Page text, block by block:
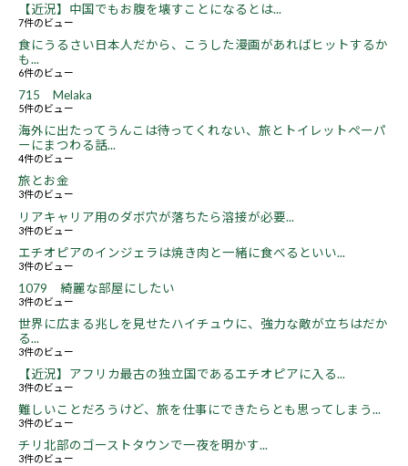
【近況】中国でもお腹を壊すことになるとは...
7件のビュー
食にうるさい日本人だから、こうした漫画があればヒットするか
も...
6件のビュー
715 Melaka
5件のビュー
海外に出たってうんこは待ってくれない、旅とトイレットペーパ
ーにまつわる話...
4件のビュー
旅とお金
3件のビュー
リアキャリア用のダボ穴が落ちたら溶接が必要...
3件のビュー
エチオピアのインジェラは焼き肉と一緒に食べるといい...
3件のビュー
1079 綺麗な部屋にしたい
3件のビュー
世界に広まる兆しを見せたハイチュウに、強力な敵が立ちはだか
る...
3件のビュー
【近況】アフリカ最古の独立国であるエチオピアに入る...
3件のビュー
難しいことだろうけど、旅を仕事にできたらとも思ってしまう...
3件のビュー
チリ北部のゴーストタウンで一夜を明かす...
3件のビュー